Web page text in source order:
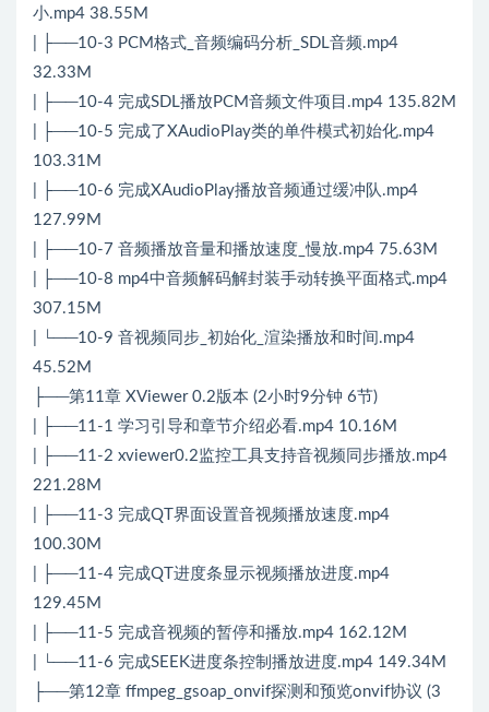
小.mp4 38.55M
| ├──10-3 PCM格式_音频编码分析_SDL音频.mp4
32.33M
| ├──10-4 完成SDL播放PCM音频文件项目.mp4 135.82M
| ├──10-5 完成了XAudioPlay类的单件模式初始化.mp4
103.31M
| ├──10-6 完成XAudioPlay播放音频通过缓冲队.mp4
127.99M
| ├──10-7 音频播放音量和播放速度_慢放.mp4 75.63M
| ├──10-8 mp4中音频解码解封装手动转换平面格式.mp4
307.15M
| └──10-9 音视频同步_初始化_渲染播放和时间.mp4
45.52M
├──第11章 XViewer 0.2版本 (2小时9分钟 6节)
| ├──11-1 学习引导和章节介绍必看.mp4 10.16M
| ├──11-2 xviewer0.2监控工具支持音视频同步播放.mp4
221.28M
| ├──11-3 完成QT界面设置音视频播放速度.mp4
100.30M
| ├──11-4 完成QT进度条显示视频播放进度.mp4
129.45M
| ├──11-5 完成音视频的暂停和播放.mp4 162.12M
| └──11-6 完成SEEK进度条控制播放进度.mp4 149.34M
├──第12章 ffmpeg_gsoap_onvif探测和预览onvif协议 (3